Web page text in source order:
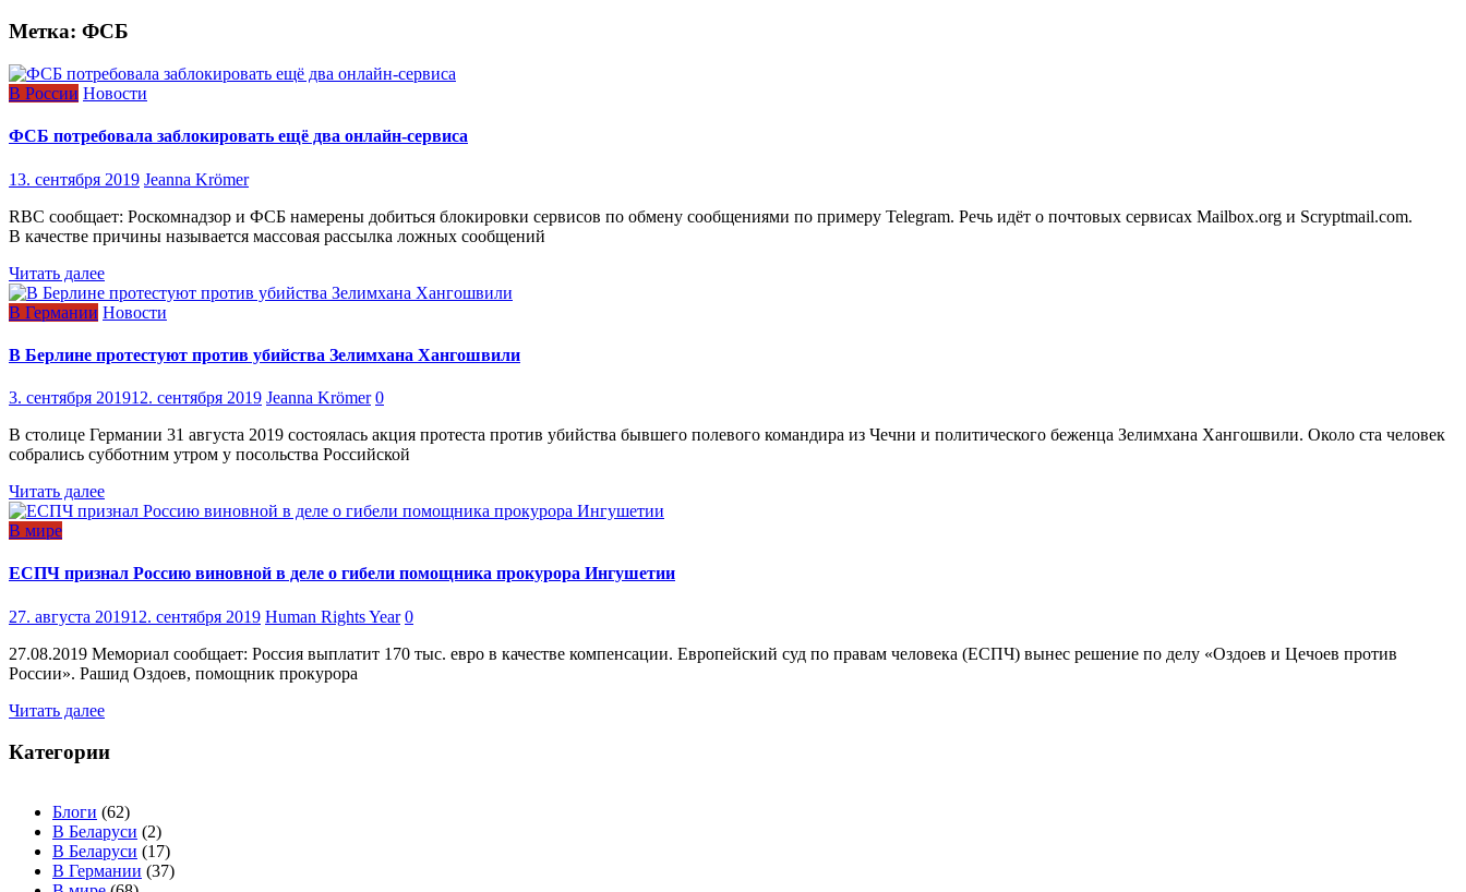
Метка: ФСБ
В России Новости
ФСБ потребовала заблокировать ещё два онлайн-сервиса
13. сентября 2019 Jeanna Krömer
RBC сообщает: Роскомнадзор и ФСБ намерены добиться блокировки сервисов по обмену сообщениями по примеру Telegram. Речь идёт о почтовых сервисах Mailbox.org и Scryptmail.com.
В качестве причины называется массовая рассылка ложных сообщений
Читать далее
В Германии Новости
В Берлине протестуют против убийства Зелимхана Хангошвили
3. сентября 201912. сентября 2019 Jeanna Krömer 0
В столице Германии 31 августа 2019 состоялась акция протеста против убийства бывшего полевого командира из Чечни и политического беженца Зелимхана Хангошвили. Около ста человек
собрались субботним утром у посольства Российской
Читать далее
В мире
ЕСПЧ признал Россию виновной в деле о гибели помощника прокурора Ингушетии
27. августа 201912. сентября 2019 Human Rights Year 0
27.08.2019 Мемориал сообщает: Россия выплатит 170 тыс. евро в качестве компенсации. Европейский суд по правам человека (ЕСПЧ) вынес решение по делу «Оздоев и Цечоев против
России». Рашид Оздоев, помощник прокурора
Читать далее
Категории
Блоги (62)
В Беларуси (2)
В Беларуси (17)
В Германии (37)